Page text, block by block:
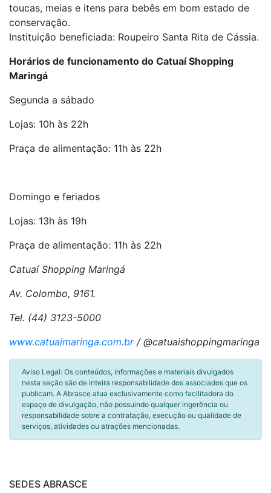
toucas, meias e itens para bebês em bom estado de
conservação.
Instituição beneficiada: Roupeiro Santa Rita de Cássia.
Horários de funcionamento do Catuaí Shopping
Maringá
Segunda a sábado
Lojas: 10h às 22h
Praça de alimentação: 11h às 22h
Domingo e feriados
Lojas: 13h às 19h
Praça de alimentação: 11h às 22h
Catuaí Shopping Maringá
Av. Colombo, 9161.
Tel. (44) 3123-5000
www.catuaimaringa.com.br/ @catuaishoppingmaringa
Aviso Legal: Os conteúdos, informações e materiais divulgados
nesta seção são de inteira responsabilidade dos associados que os
publicam. A Abrasce atua exclusivamente como facilitadora do
espaço de divulgação, não possuindo qualquer ingerência ou
responsabilidade sobre a contratação, execução ou qualidade de
serviços, atividades ou atrações mencionadas.
SEDES ABRASCE